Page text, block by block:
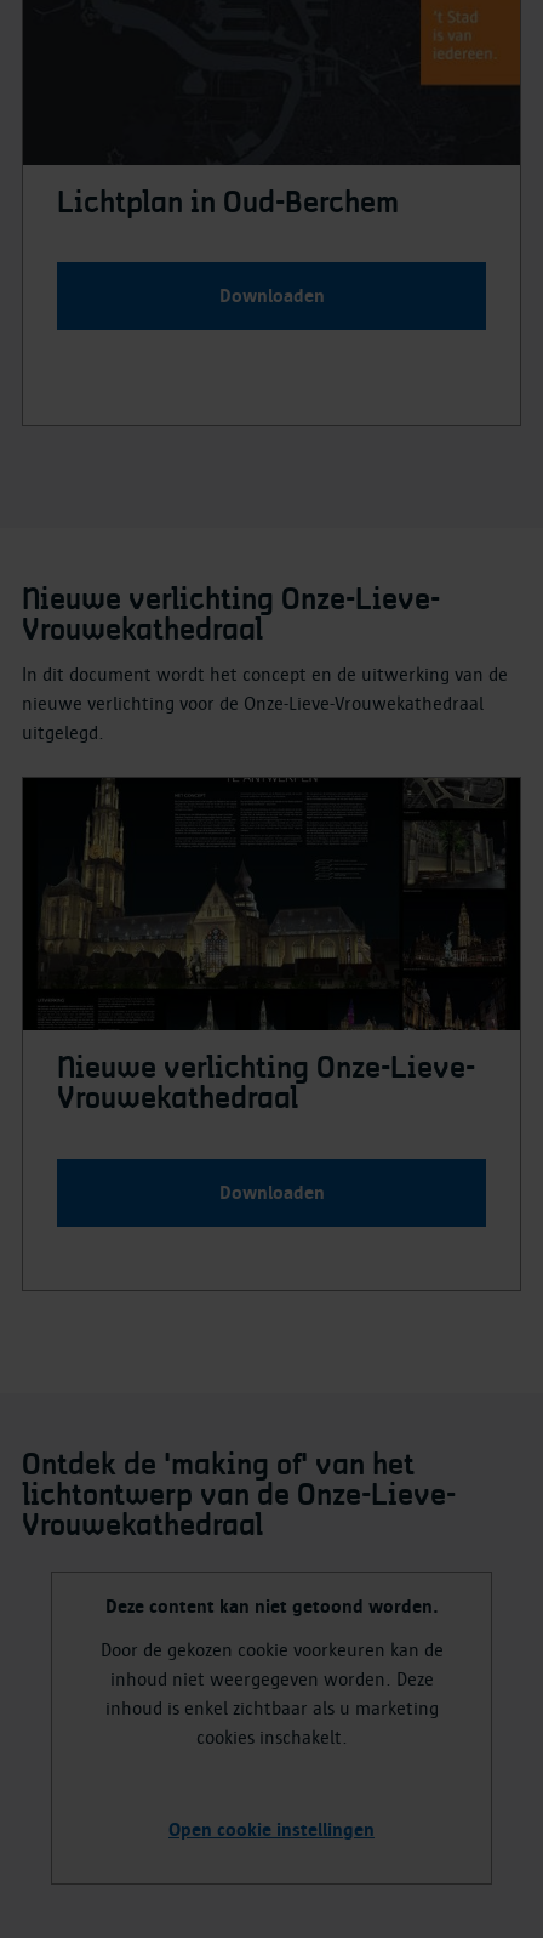
Lichtplan in Oud-Berchem
Downloaden
Nieuwe verlichting Onze-Lieve-
Vrouwekathedraal
In dit document wordt het concept en de uitwerking van de
nieuwe verlichting voor de Onze-Lieve-Vrouwekathedraal
uitgelegd.
Nieuwe verlichting Onze-Lieve-
Vrouwekathedraal
Downloaden
Ontdek de 'making of' van het
lichtontwerp van de Onze-Lieve-
Vrouwekathedraal
Deze content kan niet getoond worden.
Door de gekozen cookie voorkeuren kan de
inhoud niet weergegeven worden. Deze
inhoud is enkel zichtbaar als u marketing
cookies inschakelt.
Open cookie instellingen